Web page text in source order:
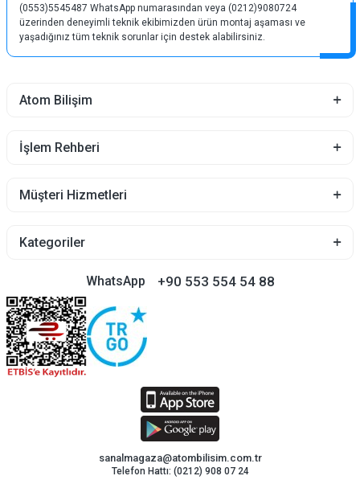
(0553)5545487 WhatsApp numarasından veya (0212)9080724
üzerinden deneyimli teknik ekibimizden ürün montaj aşaması ve
yaşadığınız tüm teknik sorunlar için destek alabilirsiniz.
Atom Bilişim
İşlem Rehberi
Müşteri Hizmetleri
Kategoriler
WhatsApp +90 553 554 54 88
sanalmagaza@atombilisim.com.tr
Telefon Hattı: (0212) 908 07 24